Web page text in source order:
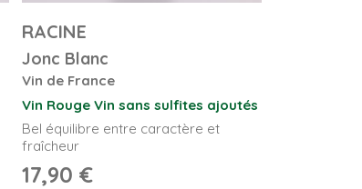
RACINE
Jonc Blanc
Vin de France
Vin Rouge Vin sans sulfites ajoutés
Bel équilibre entre caractère et
fraîcheur
17,90 €